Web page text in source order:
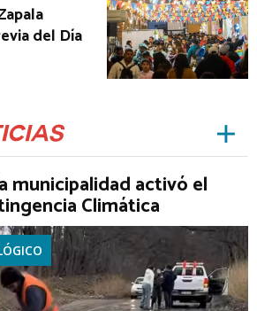
del Día
municipalidad activó el
Climática